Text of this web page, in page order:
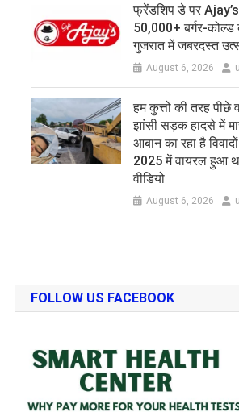
फ्रेंडशिप डे पर
50,000+ बर्गर-कोल्ड
गुजरात में जबरदस्त
August 6, 2026
हम कुत्तों की तरह पीछे
झांसी सड़क हादसे में
आबान का रहा है
2025 में वायरल हुआ
वीडियो
August 6, 2026
FOLLOW US FACEBOOK